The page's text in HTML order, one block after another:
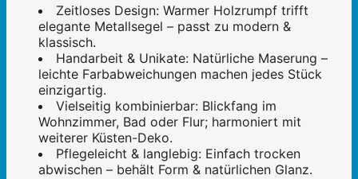
Zeitloses Design: Warmer Holzrumpf trifft
elegante Metallsegel – passt zu modern &
klassisch.
Handarbeit & Unikate: Natürliche Maserung –
leichte Farbabweichungen machen jedes Stück
einzigartig.
Vielseitig kombinierbar: Blickfang im
Wohnzimmer, Bad oder Flur; harmoniert mit
weiterer Küsten-Deko.
Pflegeleicht & langlebig: Einfach trocken
abwischen – behält Form & natürlichen Glanz.